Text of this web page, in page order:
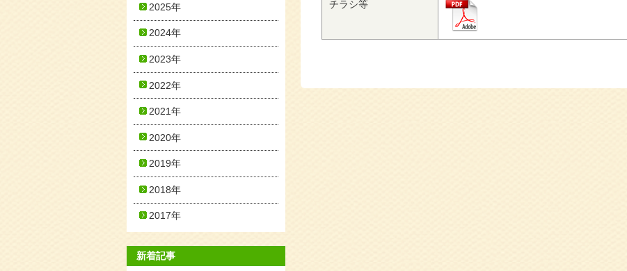
チラシ等
2025年
2024年
2023年
2022年
2021年
2020年
2019年
2018年
2017年
新着記事